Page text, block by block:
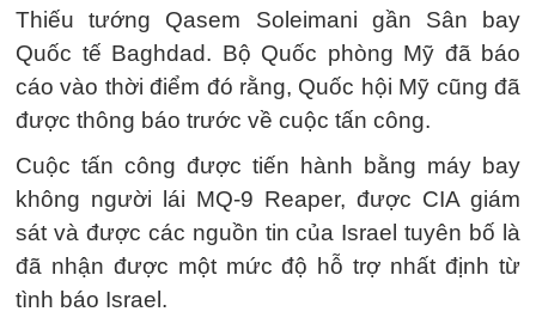
Thiếu tướng Qasem Soleimani gần Sân bay
Quốc tế Baghdad. Bộ Quốc phòng Mỹ đã báo
cáo vào thời điểm đó rằng, Quốc hội Mỹ cũng đã
được thông báo trước về cuộc tấn công.
Cuộc tấn công được tiến hành bằng máy bay
không người lái MQ-9 Reaper, được CIA giám
sát và được các nguồn tin của Israel tuyên bố là
đã nhận được một mức độ hỗ trợ nhất định từ
tình báo Israel.